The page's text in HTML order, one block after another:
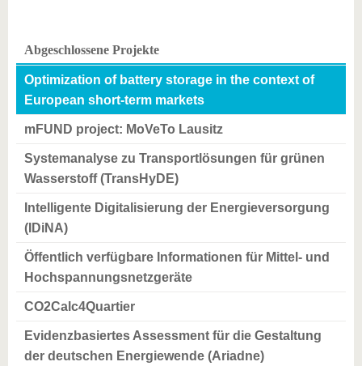
Partnerschaften
Strukturwandel
Nachwuchs
Nach
Studium
BTU ins
Ausland
Für
Studierende
Kontakt
BTU
kennen
BTU &
Abgeschlossene Projekte
Optimization of battery storage in the context of
European short-term markets
mFUND project: MoVeTo Lausitz
Systemanalyse zu Transportlösungen für grünen
Wasserstoff (TransHyDE)
Intelligente Digitalisierung der Energieversorgung
(IDiNA)
Öffentlich verfügbare Informationen für Mittel- und
Hochspannungsnetzgeräte
CO2Calc4Quartier
Evidenzbasiertes Assessment für die Gestaltung
der deutschen Energiewende (Ariadne)